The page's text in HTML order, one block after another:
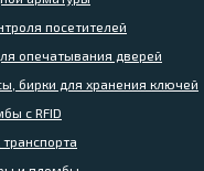
посетителей
опечатывания дверей
бирки для хранения ключей
с RFID